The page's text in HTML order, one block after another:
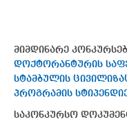
მიმდინარე
დოქტორანტურის
სტამბულის
პროგრამის
საკონკურსო